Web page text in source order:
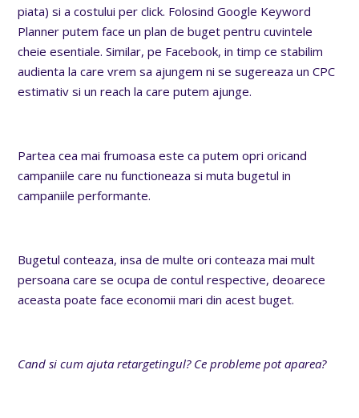
piata) si a costului per click. Folosind Google Keyword
Planner putem face un plan de buget pentru cuvintele
cheie esentiale. Similar, pe Facebook, in timp ce stabilim
audienta la care vrem sa ajungem ni se sugereaza un CPC
estimativ si un reach la care putem ajunge.
Partea cea mai frumoasa este ca putem opri oricand
campaniile care nu functioneaza si muta bugetul in
campaniile performante.
Bugetul conteaza, insa de multe ori conteaza mai mult
persoana care se ocupa de contul respective, deoarece
aceasta poate face economii mari din acest buget.
Cand si cum ajuta retargetingul? Ce probleme pot aparea?